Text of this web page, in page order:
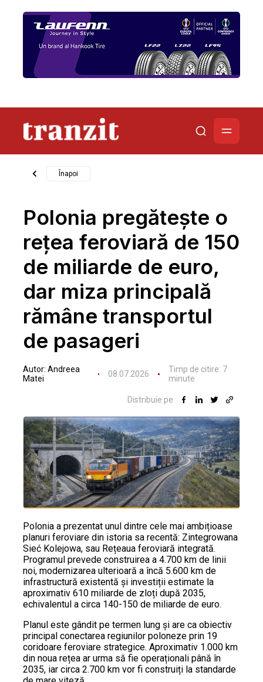
Înapoi
Polonia pregătește o
rețea feroviară de 150
de miliarde de euro,
dar miza principală
rămâne transportul
de pasageri
Autor: Andreea
Matei
08.07.2026 Timp de citire: 7
minute
Distribuie pe
Polonia a prezentat unul dintre cele mai ambițioase
planuri feroviare din istoria sa recentă: Zintegrowana
Sieć Kolejowa, sau Rețeaua feroviară integrată.
Programul prevede construirea a 4.700 km de linii
noi, modernizarea ulterioară a încă 5.600 km de
infrastructură existentă și investiții estimate la
aproximativ 610 miliarde de zloți după 2035,
echivalentul a circa 140-150 de miliarde de euro.
Planul este gândit pe termen lung și are ca obiectiv
principal conectarea regiunilor poloneze prin 19
coridoare feroviare strategice. Aproximativ 1.000 km
din noua rețea ar urma să fie operaționali până în
2035, iar circa 2.700 km vor fi construiți la standarde